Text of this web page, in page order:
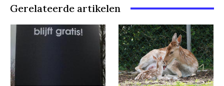
Gerelateerde artikelen